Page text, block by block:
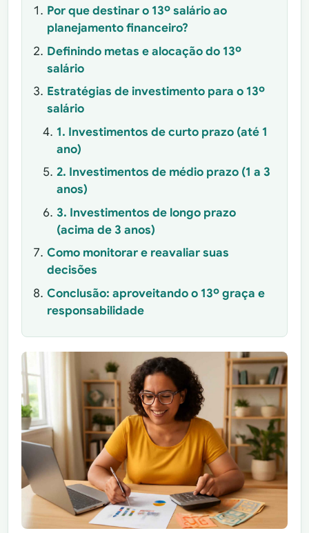
Por que destinar o 13º salário ao
planejamento financeiro?
Definindo metas e alocação do 13º
salário
Estratégias de investimento para o 13º
salário
1. Investimentos de curto prazo (até 1
ano)
2. Investimentos de médio prazo (1 a 3
anos)
3. Investimentos de longo prazo
(acima de 3 anos)
Como monitorar e reavaliar suas
decisões
Conclusão: aproveitando o 13º graça e
responsabilidade